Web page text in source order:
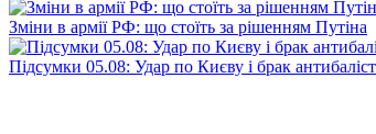
Зміни в армії РФ: що стоїть за рішенням Путіна
Підсумки 05.08: Удар по Києву і брак